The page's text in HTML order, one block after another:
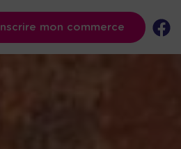
Inscrire mon commerce